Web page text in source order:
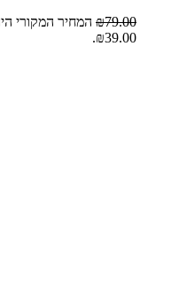
₪79.00 המחיר המקורי היה:
₪39.00.